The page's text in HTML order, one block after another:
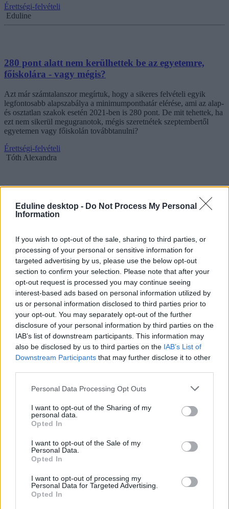
Eduline desktop - Do Not Process My Personal
Information
If you wish to opt-out of the sale, sharing to third parties, or
processing of your personal or sensitive information for
targeted advertising by us, please use the below opt-out
section to confirm your selection. Please note that after your
opt-out request is processed you may continue seeing
interest-based ads based on personal information utilized by
us or personal information disclosed to third parties prior to
your opt-out. You may separately opt-out of the further
disclosure of your personal information by third parties on the
IAB’s list of downstream participants. This information may
also be disclosed by us to third parties on the IAB’s List of
Downstream Participants that may further disclose it to other
Personal Data Processing Opt Outs
I want to opt-out of the Sharing of my
personal data.
Opted In
I want to opt-out of the Sale of my
Personal Data.
Opted In
I want to opt-out of processing my
Personal Data for Targeted Advertising.
Opted In
Érettségi-felvételi
Eduline
280 pont alatt nem kerülhettek be az egyetemre,
főiskolára - vagy mégis?
Azt már számtalanszor megírtuk, hogy a sikeres felvételi egyik
legfontosabb alapszabálya a minimumponthatár elérése, ami az alap-
és osztatlan szakok esetén 2021-ben is 280 pont. De mit tehettek, ha
ezt nem sikerül megugranotok, mégis szeretnétek szeptembertől
egyetemen vagy főiskolán továbbtanulni?
Érettségi-felvételi
Tóth Alexandra
Be lehet kerülni egyetemre 280 pont alatt?
A 2021-es felvételin is fontos szabály, hogy az alap- és osztatlan
képzésekre 280 pont alatt nem lehet bekerülni. De mit tehettek, ha
nincs ennyi pontotok, mégis szeretnétek szeptembertől egyetemen
vagy főiskolán kezdeni?
Érettségi-felvételi
Csik Veronika